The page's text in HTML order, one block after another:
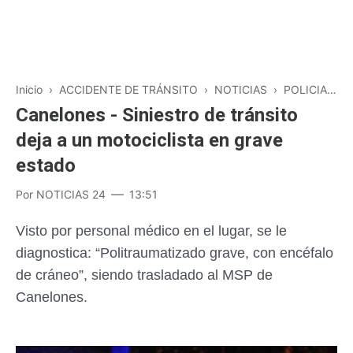
Inicio › ACCIDENTE DE TRÁNSITO › NOTICIAS › POLICIALES
Canelones - Siniestro de tránsito
deja a un motociclista en grave
estado
Por NOTICIAS 24 13:51
Visto por personal médico en el lugar, se le
diagnostica: “Politraumatizado grave, con encéfalo
de cráneo”, siendo trasladado al MSP de
Canelones.